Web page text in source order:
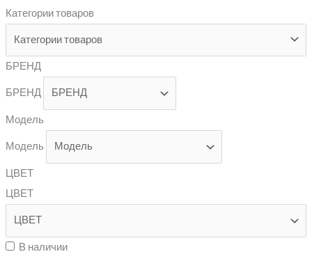
Категории товаров
БРЕНД
БРЕНД
Модель
Модель
ЦВЕТ
ЦВЕТ
В наличии